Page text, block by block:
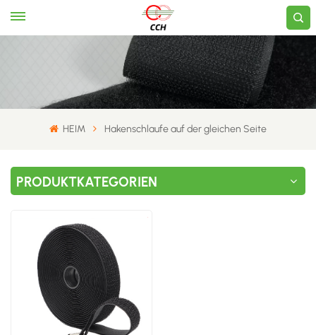
HEIM ​Hakenschlaufe auf der gleichen Seite​
PRODUKTKATEGORIEN